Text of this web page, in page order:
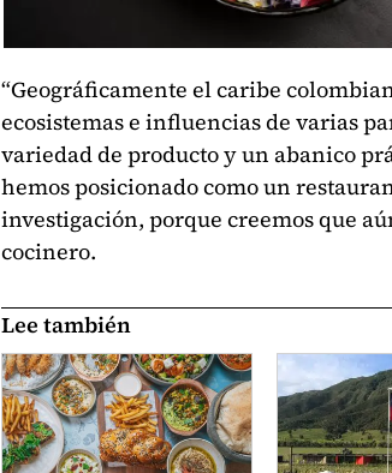
“Geográficamente el caribe
ecosistemas e influencias de varias
variedad de producto y un abanico
hemos posicionado como un
investigación, porque creemos que
cocinero.
Lee también